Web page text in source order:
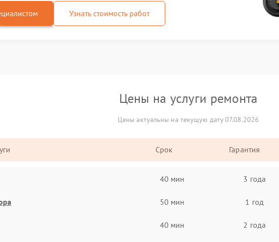
Узнать стоимость работ
Цены на услуги ремонта
Цены актуальны на текущую дату 07.08.2026
Срок Гарантия
40 мин 3 года
50 мин 1 год
40 мин 2 года